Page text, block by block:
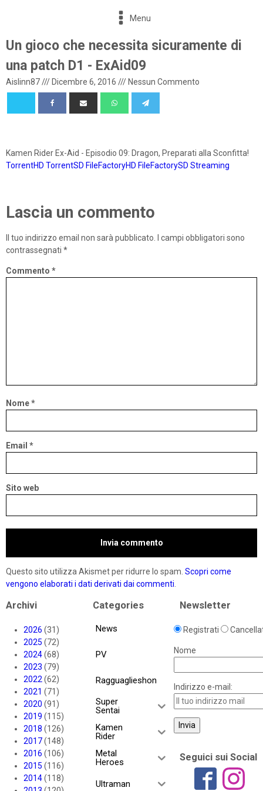
Menu
Un gioco che necessita sicuramente di
una patch D1 - ExAid09
Aislinn87/// Dicembre 6, 2016 /// Nessun Commento
Kamen Rider Ex-Aid - Episodio 09: Dragon, Preparati alla Sconfitta!
TorrentHD TorrentSD FileFactoryHD FileFactorySD Streaming
Lascia un commento
Il tuo indirizzo email non sarà pubblicato.
I campi obbligatori sono
contrassegnati *
Commento *
Nome*
Email *
Sito web
Questo sito utilizza Akismet per ridurre lo spam. Scopri come
vengono elaborati i dati derivati dai commenti.
Archivi
2026 (31)
2025 (72)
2024(68)
2023 (79)
2022(62)
2021 (71)
2020 (91)
2019 (115)
2018 (126)
2017(148)
2016 (106)
2015 (116)
2014(118)
Categories
News
PV
Ragguaglieshon
Super
Sentai
Kamen
Rider
Metal
Heroes
Ultraman
Newsletter
Registrati
Nome
Indirizzo e-mail:
Seguici sui Social